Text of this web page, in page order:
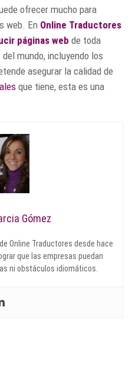
ofrecer mucho para
web. En Online Traductores
páginas web de toda
mundo, incluyendo los
asegurar la calidad de
que tiene, esta es una
Gómez
Online Traductores desde hace
que las empresas puedan
ni obstáculos idiomáticos.